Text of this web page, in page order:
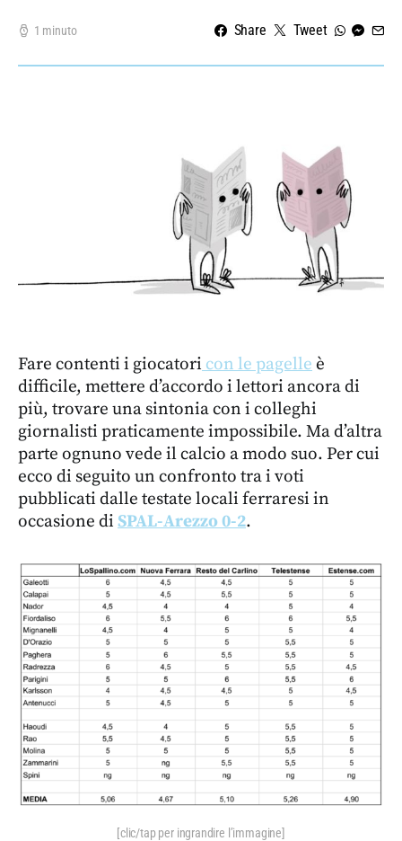
1 minuto Share Tweet
Fare contenti i giocatori con le pagelle è
difficile, mettere d’accordo i lettori ancora di
più, trovare una sintonia con i colleghi
giornalisti praticamente impossibile. Ma d’altra
parte ognuno vede il calcio a modo suo. Per cui
ecco di seguito un confronto tra i voti
pubblicati dalle testate locali ferraresi in
occasione di SPAL-Arezzo 0-2.
[clic/tap per ingrandire l’immagine]